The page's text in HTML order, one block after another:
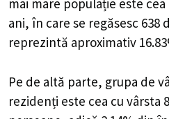
mai mare populație este
ani, în care se regăsesc 638
reprezintă aproximativ
Pe de altă parte, grupa de
rezidenți este cea cu vârsta